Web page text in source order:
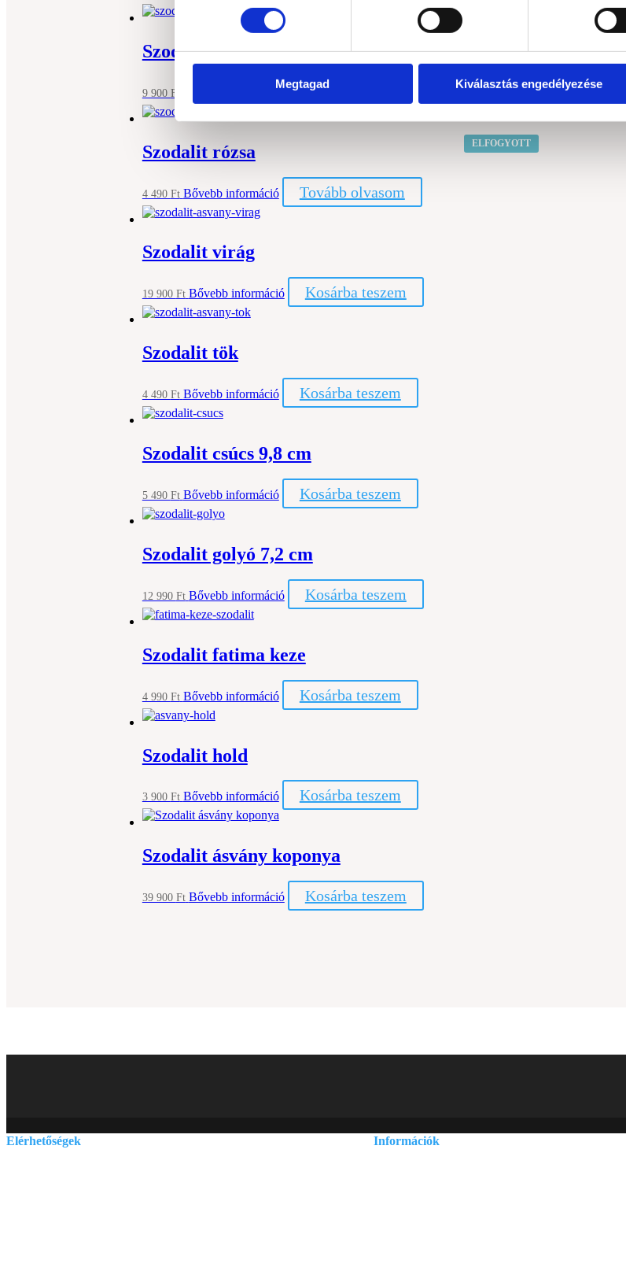
Megtagad Kiválasztás engedélyezése
Szodalit krokodil
9 900 Ft Bővebb információ Kosárba teszem
ELFOGYOTT
Szodalit rózsa
4 490 Ft Bővebb információ Tovább olvasom
Szodalit virág
19 900 Ft Bővebb információ Kosárba teszem
Szodalit tök
4 490 Ft Bővebb információ Kosárba teszem
Szodalit csúcs 9,8 cm
5 490 Ft Bővebb információ Kosárba teszem
Szodalit golyó 7,2 cm
12 990 Ft Bővebb információ Kosárba teszem
Szodalit fatima keze
4 990 Ft Bővebb információ Kosárba teszem
Szodalit hold
3 900 Ft Bővebb információ Kosárba teszem
Szodalit ásvány koponya
39 900 Ft Bővebb információ Kosárba teszem
Elérhetőségek Információk